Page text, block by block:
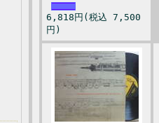
6,818円(税込 7,500
円)